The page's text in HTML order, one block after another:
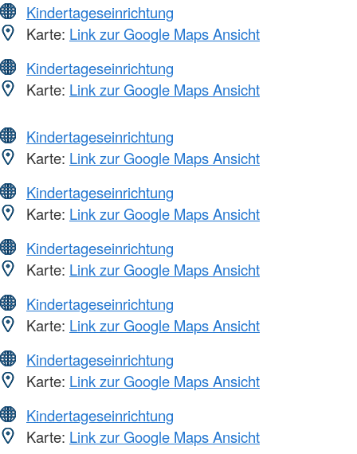
Kindertageseinrichtung
Karte: Link zur Google Maps Ansicht
Kindertageseinrichtung
Karte: Link zur Google Maps Ansicht
Kindertageseinrichtung
Karte: Link zur Google Maps Ansicht
Kindertageseinrichtung
Karte: Link zur Google Maps Ansicht
Kindertageseinrichtung
Karte: Link zur Google Maps Ansicht
Kindertageseinrichtung
Karte: Link zur Google Maps Ansicht
Kindertageseinrichtung
Karte: Link zur Google Maps Ansicht
Kindertageseinrichtung
Karte: Link zur Google Maps Ansicht